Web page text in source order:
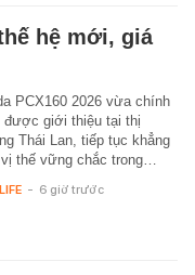
hệ mới, giá
PCX160 2026 vừa chính
được giới thiệu tại thị
Thái Lan, tiếp tục khẳng
thế vững chắc trong…
- 6 giờ trước